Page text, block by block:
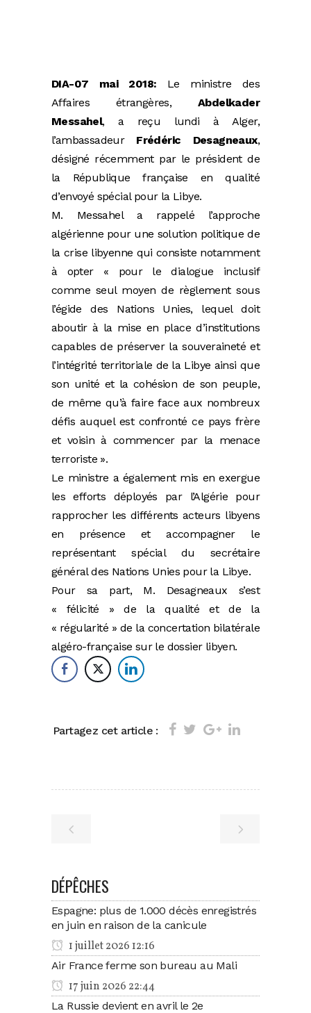
DIA-07 mai 2018: Le ministre des
Affaires étrangères, Abdelkader
Messahel, a reçu lundi à Alger,
l’ambassadeur Frédéric Desagneaux,
désigné récemment par le président de
la République française en qualité
d’envoyé spécial pour la Libye.
M. Messahel a rappelé l’approche
algérienne pour une solution politique de
la crise libyenne qui consiste notamment
à opter « pour le dialogue inclusif
comme seul moyen de règlement sous
l’égide des Nations Unies, lequel doit
aboutir à la mise en place d’institutions
capables de préserver la souveraineté et
l’intégrité territoriale de la Libye ainsi que
son unité et la cohésion de son peuple,
de même qu’à faire face aux nombreux
défis auquel est confronté ce pays frère
et voisin à commencer par la menace
terroriste ».
Le ministre a également mis en exergue
les efforts déployés par l’Algérie pour
rapprocher les différents acteurs libyens
en présence et accompagner le
représentant spécial du secrétaire
général des Nations Unies pour la Libye.
Pour sa part, M. Desagneaux s’est
« félicité » de la qualité et de la
« régularité » de la concertation bilatérale
algéro-française sur le dossier libyen.
Partagez cet article :
DÉPÊCHES
Espagne: plus de 1.000 décès enregistrés
en juin en raison de la canicule
1 juillet 2026 12:16
Air France ferme son bureau au Mali
17 juin 2026 22:44
La Russie devient en avril le 2e